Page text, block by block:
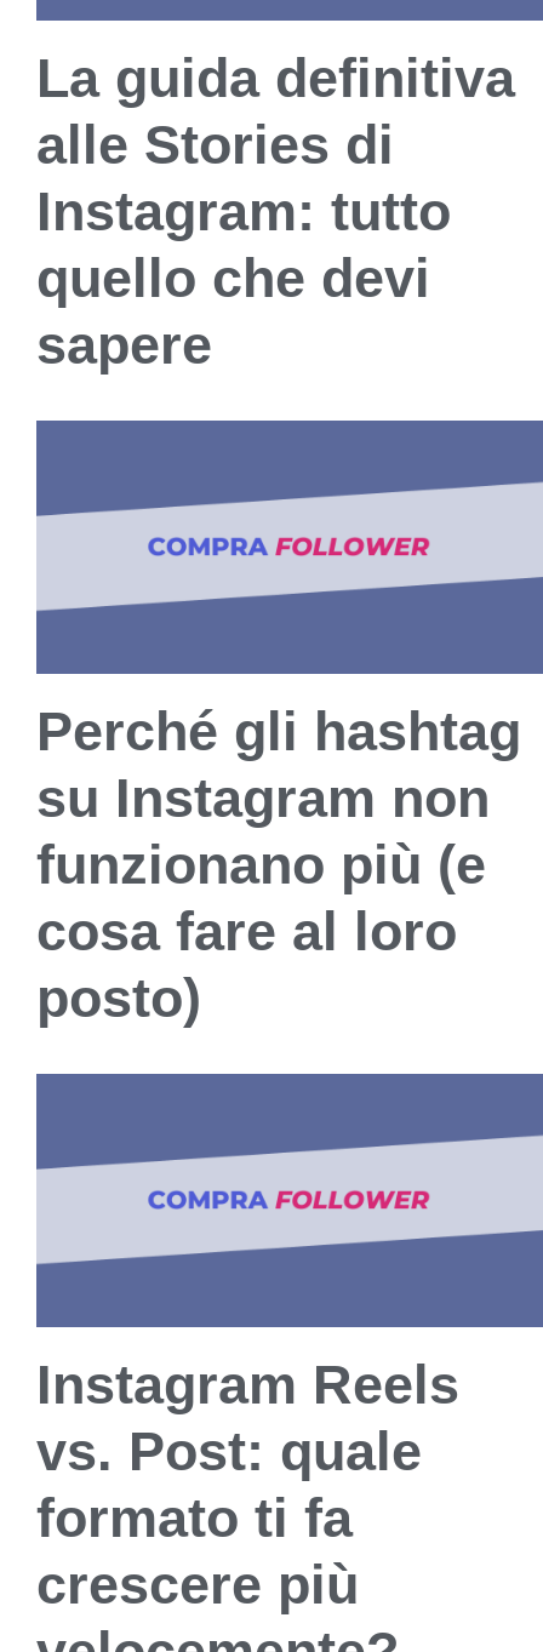
La guida definitiva
alle Stories di
Instagram: tutto
quello che devi
sapere
Perché gli hashtag
su Instagram non
funzionano più (e
cosa fare al loro
posto)
Instagram Reels
vs. Post: quale
formato ti fa
crescere più